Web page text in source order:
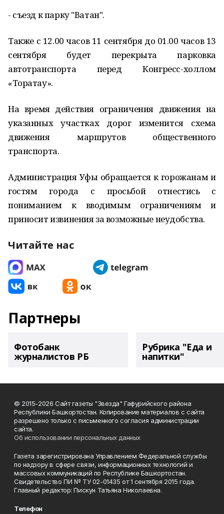
- съезд к парку "Ватан".
Также с 12.00 часов 11 сентября до 01.00 часов 13
сентября будет перекрыта парковка
автотранспорта перед Конгресс-холлом
«Торатау».
На время действия ограничения движения на
указанных участках дорог изменится схема
движения маршрутов общественного
транспорта.
Администрация Уфы обращается к горожанам и
гостям города с просьбой отнестись с
пониманием к вводимым ограничениям и
приносит извинения за возможные неудобства.
Читайте нас
Партнеры
Фотобанк
журналистов РБ
Рубрика "Еда и
напитки"
© 2015-2026 Сайт газеты "Звезда" Гафурийского района
Республики Башкортостан. Копирование материалов с сайта
разрешено только с письменного согласия администрации
сайта.
Об использовании персональных данных
Газета зарегистрирована Управлением Федеральной службы
по надзору в сфере связи, информационных технологий и
массовых коммуникаций по Республике Башкортостан.
Свидетельство ПИ № ТУ 02-01435 от 1 сентября 2015 года.
Главный редактор: Пискун Татьяна Николаевна.
Телефон